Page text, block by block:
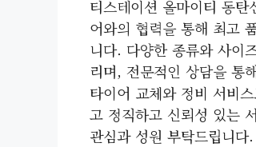
티스테이션 올마이티 동
어와의 협력을 통해 최고
니다. 다양한 종류와 사이
리며, 전문적인 상담을 통
타이어 교체와 정비 서비
고 정직하고 신뢰성 있는
관심과 성원 부탁드립니다.